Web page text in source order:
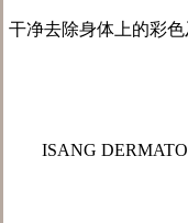
干净去除身体上的彩色
ISANG